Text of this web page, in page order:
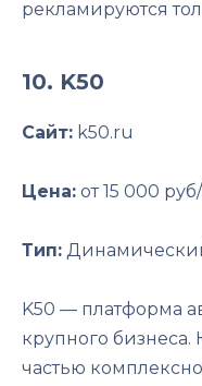
рекламируются
10. K50
Сайт: k50.ru
Цена: от 15 000
Тип:
K50 — платформа
крупного бизнеса.
частью